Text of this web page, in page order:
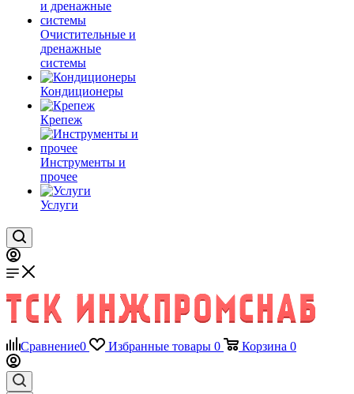
Очистительные и
дренажные
системы
Кондиционеры
Крепеж
Инструменты и
прочее
Услуги
Сравнение0 Избранные товары 0 Корзина 0